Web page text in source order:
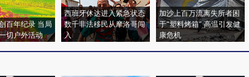
百年纪录 当局
切户外活动
西班牙休达进入紧急状态
数千非法移民从摩洛哥闯
入
加沙上百万流离失所者困
于“塑料烤箱” 高温引发健
康危机